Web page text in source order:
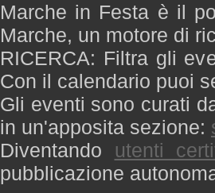
Marche in Festa è il
Marche, un motore di
RICERCA: Filtra gli
Con il calendario puoi
Gli eventi sono curati
in un'apposita sezione:
Diventando utenti
pubblicazione